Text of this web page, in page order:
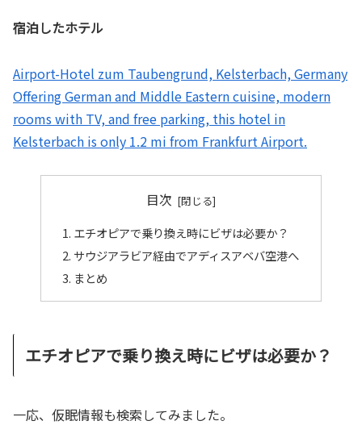
宿泊したホテル
Airport-Hotel zum Taubengrund, Kelsterbach, Germany
Offering German and Middle Eastern cuisine, modern
rooms with TV, and free parking, this hotel in
Kelsterbach is only 1.2 mi from Frankfurt Airport.
目次
エチオピアで乗り換え時にビザは必要か？
サウジアラビア経由でアディスアベバ空港へ
まとめ
エチオピアで乗り換え時にビザは必要か？
一応、仮眠情報も検索してみました。